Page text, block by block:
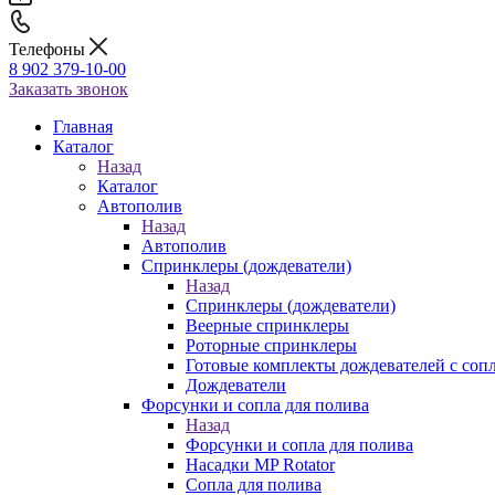
Телефоны
8 902 379-10-00
Заказать звонок
Главная
Каталог
Назад
Каталог
Автополив
Назад
Автополив
Спринклеры (дождеватели)
Назад
Спринклеры (дождеватели)
Веерные спринклеры
Роторные спринклеры
Готовые комплекты дождевателей с
Дождеватели
Форсунки и сопла для полива
Назад
Форсунки и сопла для полива
Насадки MP Rotator
Сопла для полива